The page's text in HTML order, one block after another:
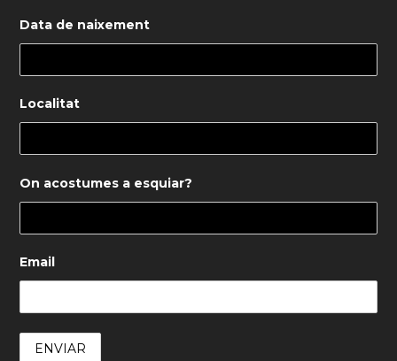
Data de naixement
Localitat
On acostumes a esquiar?
Email